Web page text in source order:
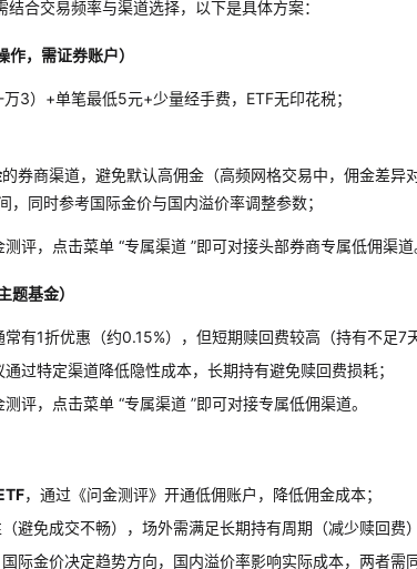
合交易频率与渠道选择，以下是具体方案：
，需证券账户）
3）+单笔最低5元+少量经手费，ETF无印花税；
的券商渠道，避免默认高佣金（高频网格交易中，佣金差异
同时参考国际金价与国内溢价率调整参数；
评，点击菜单 “专属渠道 ”即可对接头部券商专属低佣渠道
题基金）
有1折优惠（约0.15%），但短期赎回费较高（持有不足7
过特定渠道降低隐性成本，长期持有避免赎回费损耗；
评，点击菜单 “专属渠道 ”即可对接专属低佣渠道。
，通过《问金测评》开通低佣账户，降低佣金成本；
避免成交不畅），场外需满足长期持有周期（减少赎回费）
际金价决定趋势方向，国内溢价率影响实际成本，两者需